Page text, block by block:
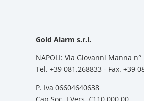
Gold Alarm s.r.l.
NAPOLI: Via Giovanni Manna n°
Tel. +39 081.268833 - Fax. +39
P. Iva 06604640638
Cap.Soc. I.Vers. €110.000,00